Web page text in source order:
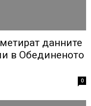
данните
в Обединеното
0